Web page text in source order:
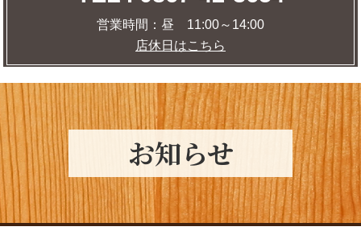
店休日はこちら
MAP
店舗までの道のりを調べる
トップページ おしながき
お弁当・オードブル 喜楽について
営業時間： 昼 11:00～14:00
店休日はこちら
お知らせ